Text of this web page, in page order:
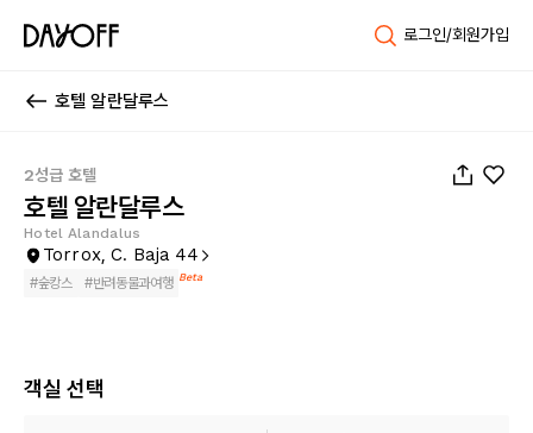
로그인/회원가입
호텔 알란달루스
2성급 호텔
호텔 알란달루스
Hotel Alandalus
Torrox, C. Baja 44
#숲캉스 #반려동물과여행 Beta
객실 선택